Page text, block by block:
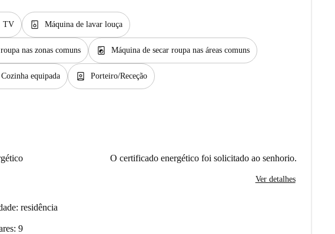
TV dishwasher_gen Máquina de lavar louça
nas zonas comuns local_laundry_service Máquina de secar roupa nas áreas comuns
Cozinha equipada person_book Porteiro/Receção
O certificado energético foi solicitado ao senhorio.
Ver detalhes
residência
9